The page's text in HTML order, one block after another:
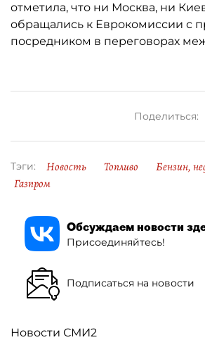
отметила, что ни Москва, ни
обращались к Еврокомиссии с
посредником в переговорах
Поделиться:
Тэги: Новость Топливо
Бензин,
Газпром
Обсуждаем новости
Присоединяйтесь!
Подписаться на новости
Новости СМИ2